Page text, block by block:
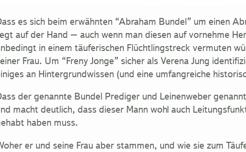
es sich beim erwähnten “Abraham Bundel” um einen
auf der Hand – auch wenn man diesen auf vornehme
in einem täuferischen Flüchtlingstreck vermuten
Frau. Um “Freny Jonge” sicher als Verena Jung
an Hintergrundwissen (und eine umfangreiche
der genannte Bundel Prediger und Leinenweber
macht deutlich, dass dieser Mann wohl auch
haben muss.
er und seine Frau aber stammen, und wie sie zum